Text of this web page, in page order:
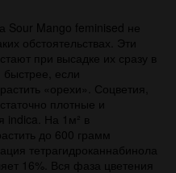
Sour Mango feminised не
обстоятельствах. Эти
при высадке их сразу в
если
«орехи». Соцветия,
плотные и
indica. На 1м² в
до 600 грамм
тетрагидроканнабинола
16%. Вся фаза цветения